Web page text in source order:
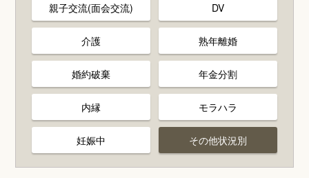
親子交流(面会交流) DV
介護 熟年離婚
婚約破棄 年金分割
内縁 モラハラ
妊娠中 その他状況別